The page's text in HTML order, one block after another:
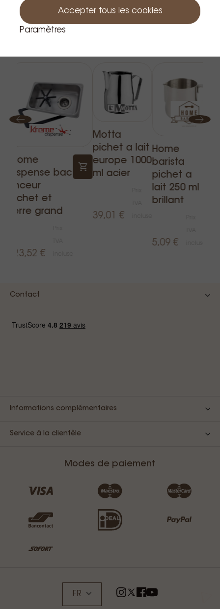
Krome
dispense bac
rinceur
pichet et
verre grand
123,52 €
Motta
pichet a lait
europe 1000
ml acier
39,01 €
Home
barista
pichet a
lait 250 ml
brillant
5,09 €
Contact
Informations complémentaires
Service à la clientèle
Modes de paiement
FR
Accepter tous les cookies
Paramètres